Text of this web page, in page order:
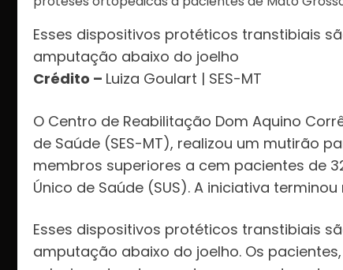
Esses dispositivos protéticos transtibiais
amputação abaixo do joelho
Crédito – Luiza Goulart | SES-MT
O Centro de Reabilitação Dom Aquino
de Saúde (SES-MT), realizou um mutirão
membros superiores a cem pacientes de
Único de Saúde (SUS). A iniciativa
Esses dispositivos protéticos transtibiais
amputação abaixo do joelho. Os